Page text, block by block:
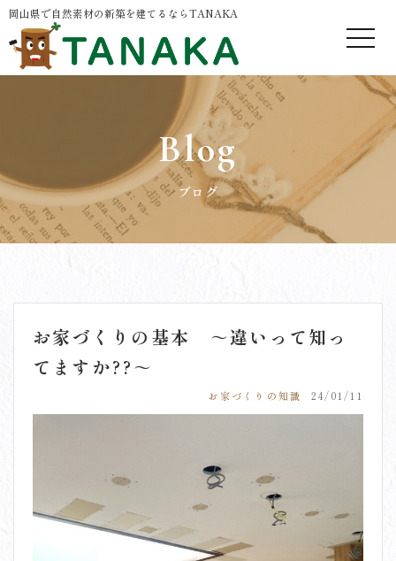
岡山県で自然素材の新築を建てるならTANAKA
Blog
ブログ
お家づくりの基本 ～違いって知っ
てますか??～
お家づくりの知識 24/01/11